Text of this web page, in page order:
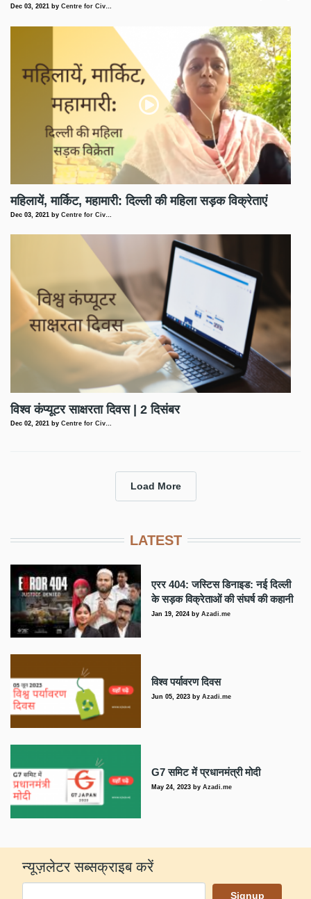
Dec 03, 2021 by Centre for Civ…
महिलायें, मार्किट, महामारी: दिल्ली की महिला सड़क विक्रेताएं
Dec 03, 2021 by Centre for Civ…
विश्व कंप्यूटर साक्षरता दिवस | 2 दिसंबर
Dec 02, 2021 by Centre for Civ…
Load More
LATEST
एरर 404: जस्टिस डिनाइड: नई दिल्ली
के सड़क विक्रेताओं की संघर्ष की कहानी
Jan 19, 2024 byAzadi.me
विश्व पर्यावरण दिवस
Jun 05, 2023 byAzadi.me
G7 समिट में प्रधानमंत्री मोदी
May 24, 2023 byAzadi.me
न्यूज़लेटर सब्सक्राइब करें